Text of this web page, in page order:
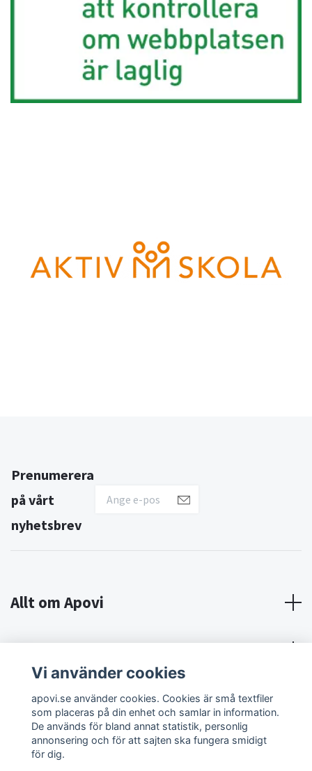
Prenumerera
på vårt
nyhetsbrev
Allt om Apovi
Om Apovi
Sociala medier
Vi använder cookies
apovi.se använder cookies. Cookies är små textfiler
som placeras på din enhet och samlar in information.
De används för bland annat statistik, personlig
annonsering och för att sajten ska fungera smidigt
för dig.